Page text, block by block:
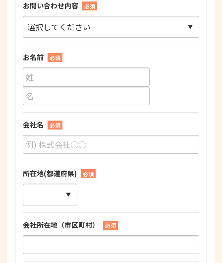
お問い合わせ内容 必須
お名前 必須
会社名 必須
所在地(都道府県) 必須
会社所在地（市区町村） 必須